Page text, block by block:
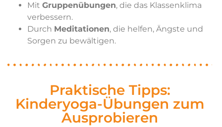
Mit Gruppenübungen, die das Klassenklima
verbessern.
Durch Meditationen, die helfen, Ängste und
Sorgen zu bewältigen.
Praktische Tipps:
Kinderyoga-Übungen zum
Ausprobieren